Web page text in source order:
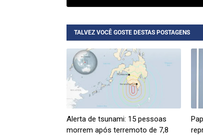
TALVEZ VOCÊ GOSTE DESTAS POSTAGENS
Alerta de tsunami: 15 pessoas
morrem após terremoto de 7,8